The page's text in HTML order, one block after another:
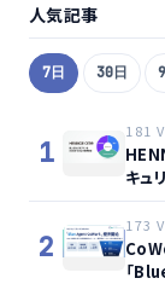
人気記事
7日 30日
1
181
キュ
2
173
「